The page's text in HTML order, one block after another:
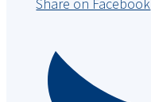
Share on Facebook